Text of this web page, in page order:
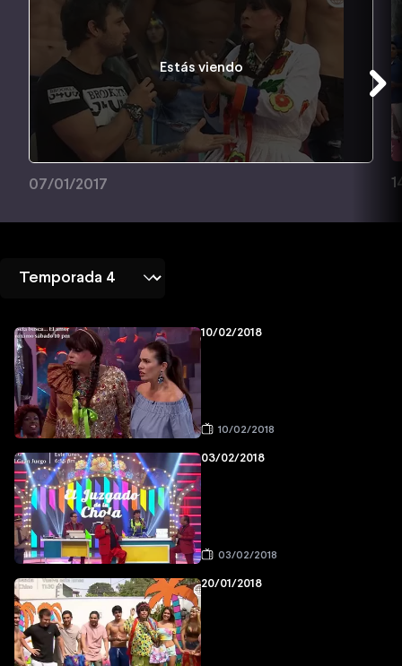
Estás viendo
07/01/2017
10/02/2018
10/02/2018
03/02/2018
03/02/2018
20/01/2018